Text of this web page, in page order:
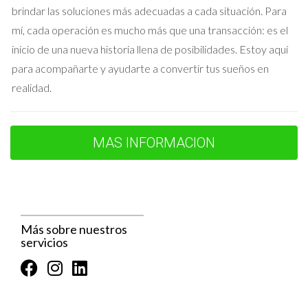
Registro de la Propiedad:Inscripción de la nueva
La Importancia de Cada Fase
Cada fase del proceso de venta no solo es un paso legal, sino
que también involucra una carga emocional significativa. La
el futuro."
Reflexiones Finales
brindar las soluciones más adecuadas a cada situación. Para
mí, cada operación es mucho más que una transacción: es el
inicio de una nueva historia llena de posibilidades. Estoy aquí
para acompañarte y ayudarte a convertir tus sueños en
realidad.
MAS INFORMACION
Más sobre nuestros
servicios